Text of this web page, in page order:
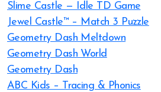
Slime Castle — Idle TD Game
Jewel Castle™ – Match 3 Puzzle
Geometry Dash Meltdown
Geometry Dash World
Geometry Dash
ABC Kids – Tracing & Phonics